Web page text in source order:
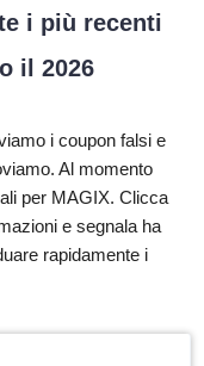
i più recenti
il 2026
i coupon falsi e
Al momento
per MAGIX. Clicca
e segnala ha
rapidamente i